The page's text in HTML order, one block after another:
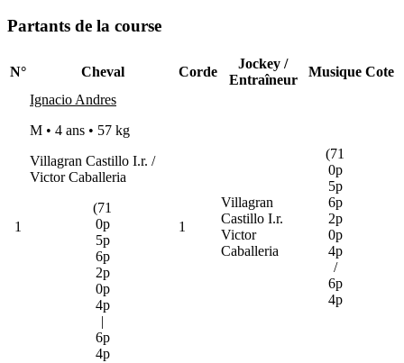
Partants de la course
N° Cheval Corde
Jockey /
Entraîneur
Musique Cote
1
Ignacio Andres
M • 4 ans • 57 kg
Villagran Castillo I.r. /
Victor Caballeria
(71
0p
5p
6p
2p
0p
4p
|
6p
4p
1
Villagran
Castillo I.r.
Victor
Caballeria
(71
0p
5p
6p
2p
0p
4p
/
6p
4p